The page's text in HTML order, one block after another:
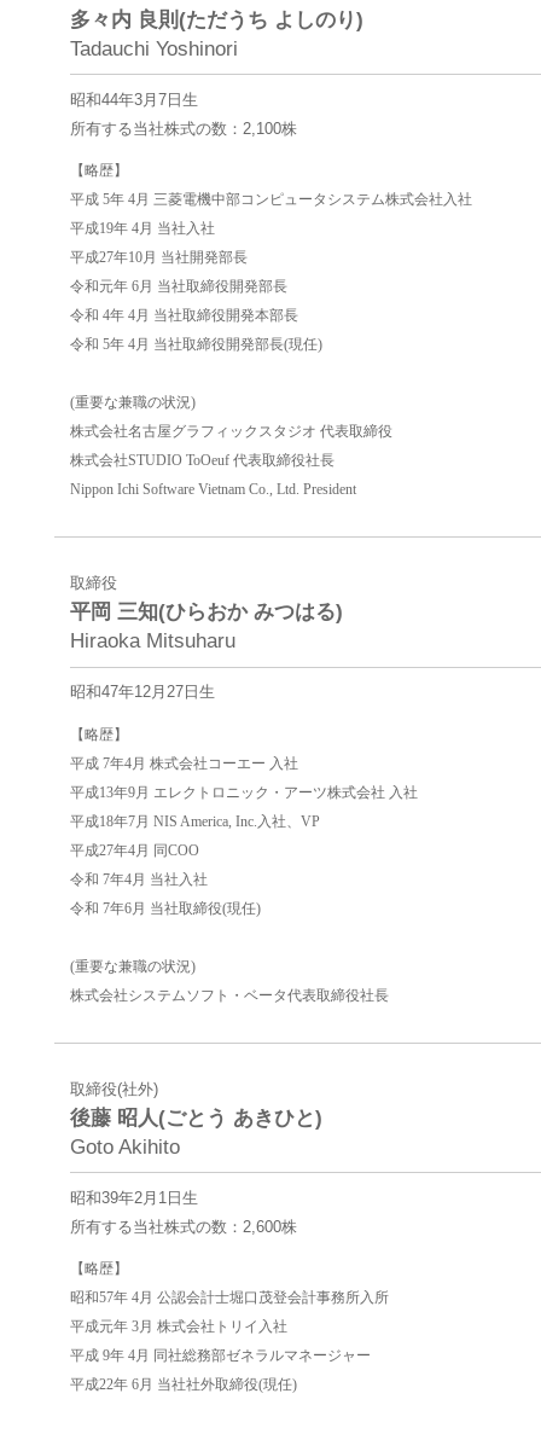
多々内 良則(ただうち よしのり)
Tadauchi Yoshinori
昭和44年3月7日生
所有する当社株式の数：2,100株
【略歴】
平成 5年 4月 三菱電機中部コンピュータシステム株式会社入社
平成19年 4月 当社入社
平成27年10月 当社開発部長
令和元年 6月 当社取締役開発部長
令和 4年 4月 当社取締役開発本部長
令和 5年 4月 当社取締役開発部長(現任)
(重要な兼職の状況)
株式会社名古屋グラフィックスタジオ 代表取締役
株式会社STUDIO ToOeuf 代表取締役社長
Nippon Ichi Software Vietnam Co., Ltd. President
取締役
平岡 三知(ひらおか みつはる)
Hiraoka Mitsuharu
昭和47年12月27日生
【略歴】
平成 7年4月 株式会社コーエー 入社
平成13年9月 エレクトロニック・アーツ株式会社 入社
平成18年7月 NIS America, Inc.入社、VP
平成27年4月 同COO
令和 7年4月 当社入社
令和 7年6月 当社取締役(現任)
(重要な兼職の状況)
株式会社システムソフト・ベータ代表取締役社長
取締役(社外)
後藤 昭人(ごとう あきひと)
Goto Akihito
昭和39年2月1日生
所有する当社株式の数：2,600株
【略歴】
昭和57年 4月 公認会計士堀口茂登会計事務所入所
平成元年 3月 株式会社トリイ入社
平成 9年 4月 同社総務部ゼネラルマネージャー
平成22年 6月 当社社外取締役(現任)